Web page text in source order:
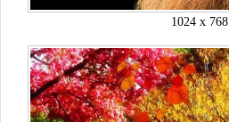
1024 x 768